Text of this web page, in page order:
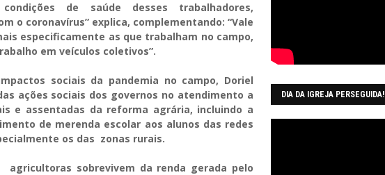
de saúde desses trabalhadores,
o coronavírus” explica, complementando: “Vale
especificamente as que trabalham no campo,
em veículos coletivos”.
sociais da pandemia no campo, Doriel
ações sociais dos governos no atendimento a
e assentadas da reforma agrária, incluindo a
de merenda escolar aos alunos das redes
os das zonas rurais.
sobrevivem da renda gerada pelo
DIA DA IGREJA PERSEGUIDA!